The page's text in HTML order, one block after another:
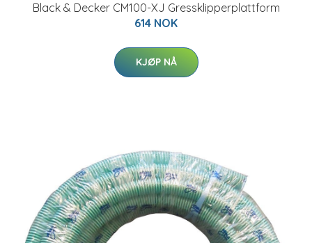
Black & Decker CM100-XJ Gressklipperplattform
614 NOK
KJØP NÅ